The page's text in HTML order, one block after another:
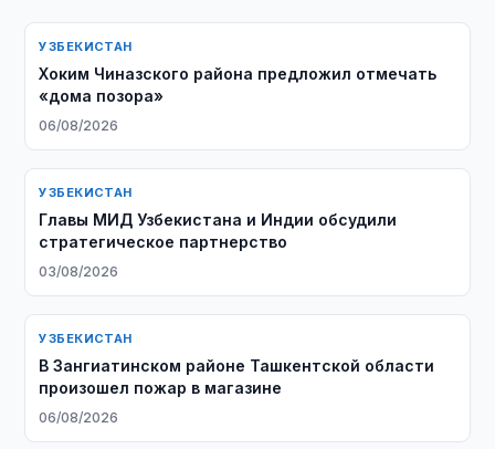
УЗБЕКИСТАН
Хоким Чиназского района предложил отмечать
«дома позора»
06/08/2026
УЗБЕКИСТАН
Главы МИД Узбекистана и Индии обсудили
стратегическое партнерство
03/08/2026
УЗБЕКИСТАН
В Зангиатинском районе Ташкентской области
произошел пожар в магазине
06/08/2026